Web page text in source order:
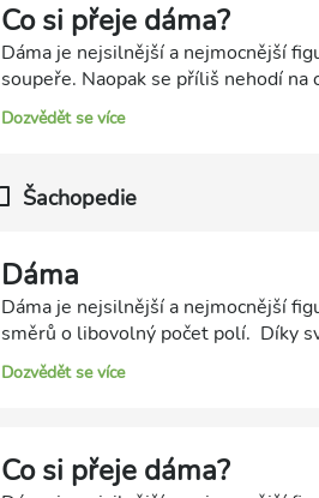
Co si přeje dáma?
Dáma je nejsilnější a nejmocnější
soupeře. Naopak se příliš nehodí na
využití.
Dozvědět se více
Šachopedie
Dáma
Dáma je nejsilnější a nejmocnější
směrů o libovolný počet polí. Díky
soupeřovy figury. Protože je dáma
ztráta by byla velkým oslabením pro
Dozvědět se více
Co si přeje dáma?